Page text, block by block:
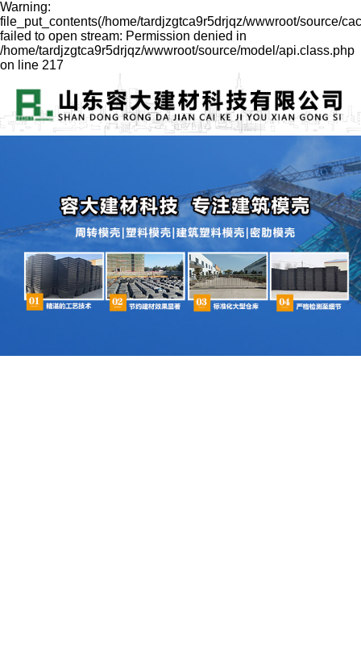
Warning:
file_put_contents(/home/tardjzgtca9r5drjqz/wwwroot/source/
failed to open stream: Permission denied in
/home/tardjzgtca9r5drjqz/wwwroot/source/model/api.class.php
on line 217